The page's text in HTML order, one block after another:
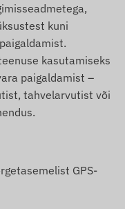
vahel GSM
SIM-kaarti
tarkvara
(min. 10
korpus (IP65)
ja güroskoop
kuni
kasutamiseks
paigaldamist –
tahvelarvutist või
GPS-